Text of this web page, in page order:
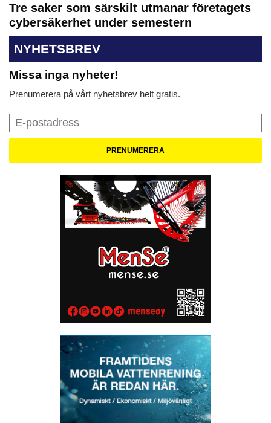
Tre saker som särskilt utmanar företagets
cybersäkerhet under semestern
NYHETSBREV
Missa inga nyheter!
Prenumerera på vårt nyhetsbrev helt gratis.